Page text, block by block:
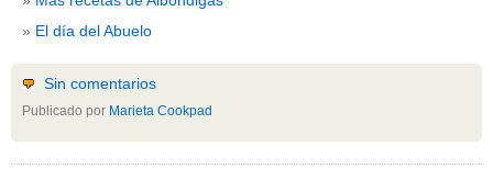
El día del Abuelo
Sin comentarios
Publicado por Marieta Cookpad